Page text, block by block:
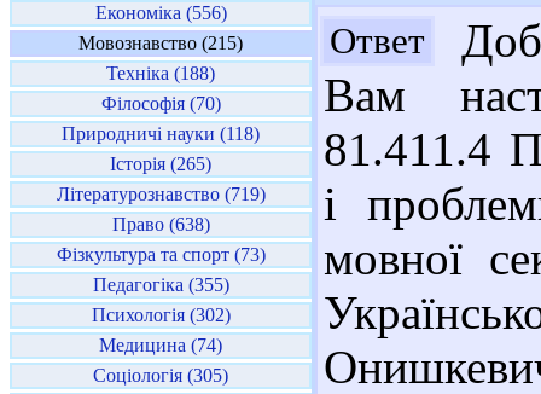
Економіка (556)
Мовознавство (215)
Техніка (188)
Філософія (70)
Природничі науки (118)
Історія (265)
Літературознавство (719)
Право (638)
Фізкультура та спорт (73)
Педагогіка (355)
Психологія (302)
Медицина (74)
Соціологія (305)
Ответ
Вам
81.411.4
і
мовної